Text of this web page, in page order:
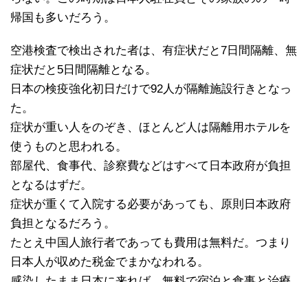
帰国も多いだろう。
空港検査で検出された者は、有症状だと7日間隔離、無
症状だと5日間隔離となる。
日本の検疫強化初日だけで92人が隔離施設行きとなっ
た。
症状が重い人をのぞき、ほとんど人は隔離用ホテルを
使うものと思われる。
部屋代、食事代、診察費などはすべて日本政府が負担
となるはずだ。
症状が重くて入院する必要があっても、原則日本政府
負担となるだろう。
たとえ中国人旅行者であっても費用は無料だ。つまり
日本人が収めた税金でまかなわれる。